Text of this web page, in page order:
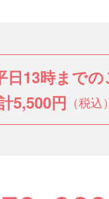
日13時まで
5,500円 （税込）